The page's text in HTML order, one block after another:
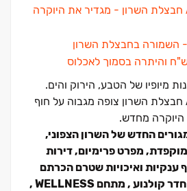
מתחם הריזורט AQUA חבצלת השרון ‏- מגדיר את היוקרה
‏- השמורה בחבצלת השרון
מיופיו של הטבע, הירוק והים.
מתחם הריזורט AQUA חבצלת השרון צופה מגבוה על חוף
היוקרה מחדש.
החדש של השרון הצפוני,
מפרט פרימיום, דירות
ענקיות ואיכויות שטרם הכרתם
מהלובי המעוצב, דרך חדר קולנוע , מתחם WELLNESS ,